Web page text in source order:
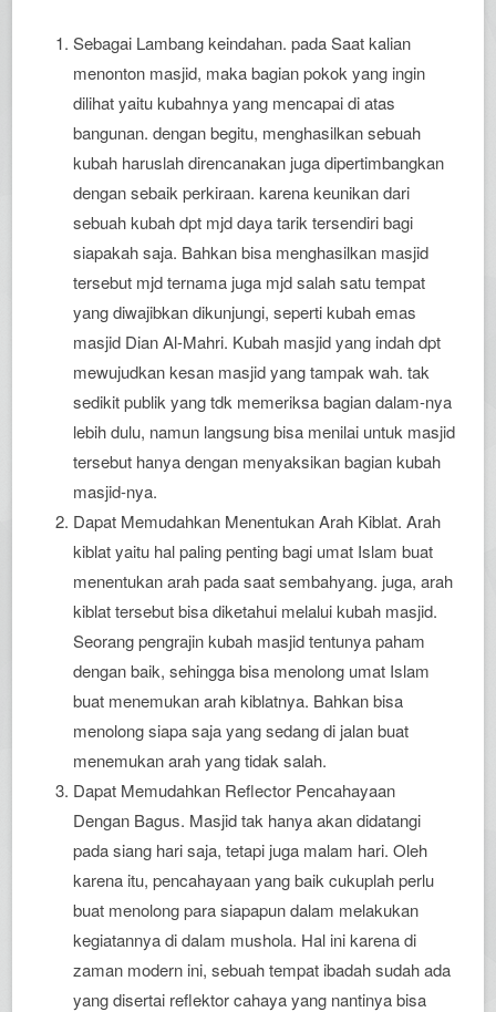
Sebagai Lambang keindahan. pada Saat kalian
menonton masjid, maka bagian pokok yang ingin
dilihat yaitu kubahnya yang mencapai di atas
bangunan. dengan begitu, menghasilkan sebuah
kubah haruslah direncanakan juga dipertimbangkan
dengan sebaik perkiraan. karena keunikan dari
sebuah kubah dpt mjd daya tarik tersendiri bagi
siapakah saja. Bahkan bisa menghasilkan masjid
tersebut mjd ternama juga mjd salah satu tempat
yang diwajibkan dikunjungi, seperti kubah emas
masjid Dian Al-Mahri. Kubah masjid yang indah dpt
mewujudkan kesan masjid yang tampak wah. tak
sedikit publik yang tdk memeriksa bagian dalam-nya
lebih dulu, namun langsung bisa menilai untuk masjid
tersebut hanya dengan menyaksikan bagian kubah
masjid-nya.
Dapat Memudahkan Menentukan Arah Kiblat. Arah
kiblat yaitu hal paling penting bagi umat Islam buat
menentukan arah pada saat sembahyang. juga, arah
kiblat tersebut bisa diketahui melalui kubah masjid.
Seorang pengrajin kubah masjid tentunya paham
dengan baik, sehingga bisa menolong umat Islam
buat menemukan arah kiblatnya. Bahkan bisa
menolong siapa saja yang sedang di jalan buat
menemukan arah yang tidak salah.
Dapat Memudahkan Reflector Pencahayaan
Dengan Bagus. Masjid tak hanya akan didatangi
pada siang hari saja, tetapi juga malam hari. Oleh
karena itu, pencahayaan yang baik cukuplah perlu
buat menolong para siapapun dalam melakukan
kegiatannya di dalam mushola. Hal ini karena di
zaman modern ini, sebuah tempat ibadah sudah ada
yang disertai reflektor cahaya yang nantinya bisa